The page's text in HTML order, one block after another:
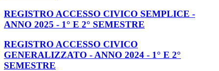
REGISTRO ACCESSO CIVICO SEMPLICE -
ANNO 2025 - 1° E 2° SEMESTRE
REGISTRO ACCESSO CIVICO
GENERALIZZATO - ANNO 2024 - 1° E 2°
SEMESTRE